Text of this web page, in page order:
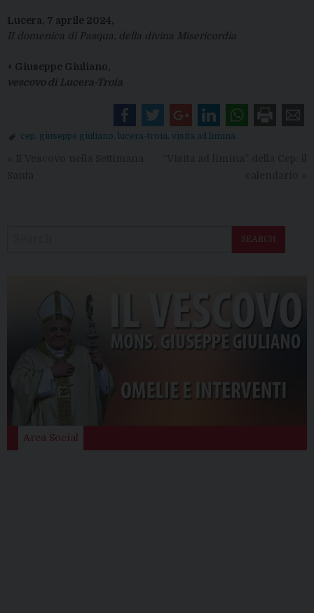
Lucera, 7 aprile 2024,
II domenica di Pasqua, della divina Misericordia
+ Giuseppe Giuliano,
vescovo di Lucera-Troia
cep giuseppe giuliano lucera-troia visita ad limina
SEARCH
Area Social